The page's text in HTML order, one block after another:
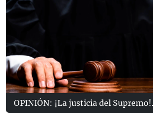
OPINIÓN: ¡La justicia del